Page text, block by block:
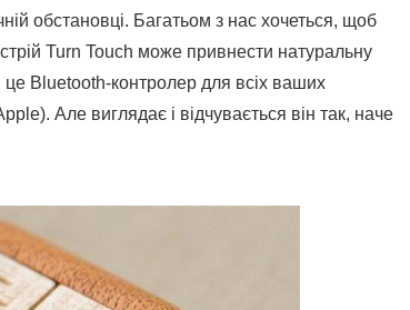
обстановці. Багатьом з нас хочеться, щоб
Turn Touch може привнести натуральну
це Bluetooth-контролер для всіх ваших
Але виглядає і відчувається він так, наче